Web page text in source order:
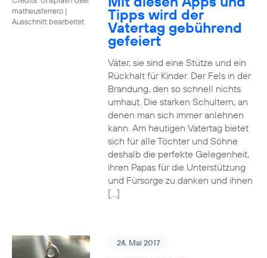
matheusferrero |
Ausschnitt bearbeitet
Tipps wird der
Vatertag gebührend
gefeiert
Väter, sie sind eine Stütze und ein
Rückhalt für Kinder. Der Fels in der
Brandung, den so schnell nichts
umhaut. Die starken Schultern, an
denen man sich immer anlehnen
kann. Am heutigen Vatertag bietet
sich für alle Töchter und Söhne
deshalb die perfekte Gelegenheit,
ihren Papas für die Unterstützung
und Fürsorge zu danken und ihnen
[…]
24. Mai 2017